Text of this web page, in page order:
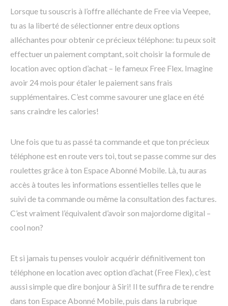
Lorsque tu souscris à l’offre alléchante de Free via Veepee,
tu as la liberté de sélectionner entre deux options
alléchantes pour obtenir ce précieux téléphone: tu peux soit
effectuer un paiement comptant, soit choisir la formule de
location avec option d’achat – le fameux Free Flex. Imagine
avoir 24 mois pour étaler le paiement sans frais
supplémentaires. C’est comme savourer une glace en été
sans craindre les calories!
Une fois que tu as passé ta commande et que ton précieux
téléphone est en route vers toi, tout se passe comme sur des
roulettes grâce à ton Espace Abonné Mobile. Là, tu auras
accès à toutes les informations essentielles telles que le
suivi de ta commande ou même la consultation des factures.
C’est vraiment l’équivalent d’avoir son majordome digital –
cool non?
Et si jamais tu penses vouloir acquérir définitivement ton
téléphone en location avec option d’achat (Free Flex), c’est
aussi simple que dire bonjour à Siri! Il te suffira de te rendre
dans ton Espace Abonné Mobile, puis dans la rubrique